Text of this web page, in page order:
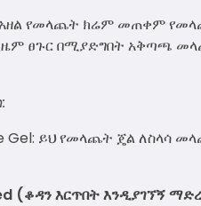
የመላጨት ክሬም መጠቀም
ፀጉር በሚያድግበት አቅጣጫ
Gel: ይህ የመላጨት ጄል ለስላሳ
(ቆዳን እርጥበት እንዲያገኘኝ